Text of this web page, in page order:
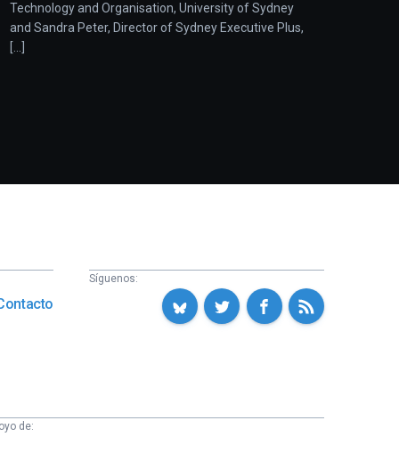
Technology and Organisation, University of Sydney
and Sandra Peter, Director of Sydney Executive Plus,
[...]
Síguenos:
de: